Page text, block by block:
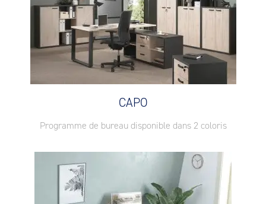
CAPO
Programme de bureau disponible dans 2 coloris